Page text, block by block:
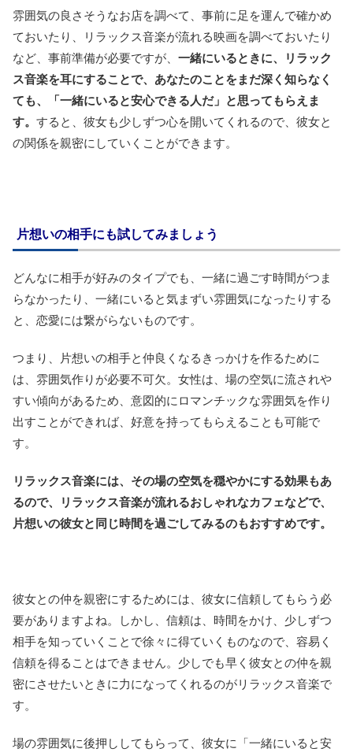
雰囲気の良さそうなお店を調べて、事前に足を運んで確かめ
ておいたり、リラックス音楽が流れる映画を調べておいたり
など、事前準備が必要ですが、 一緒にいるときに、リラック
ス音楽を耳にすることで、あなたのことをまだ深く知らなく
ても、「一緒にいると安心できる人だ」と思ってもらえま
す。 すると、彼女も少しずつ心を開いてくれるので、彼女と
の関係を親密にしていくことができます。
片想いの相手にも試してみましょう
どんなに相手が好みのタイプでも、一緒に過ごす時間がつま
らなかったり、一緒にいると気まずい雰囲気になったりする
と、恋愛には繋がらないものです。
つまり、片想いの相手と仲良くなるきっかけを作るために
は、雰囲気作りが必要不可欠。女性は、場の空気に流されや
すい傾向があるため、意図的にロマンチックな雰囲気を作り
出すことができれば、好意を持ってもらえることも可能で
す。
リラックス音楽には、その場の空気を穏やかにする効果もあ
るので、リラックス音楽が流れるおしゃれなカフェなどで、
片想いの彼女と同じ時間を過ごしてみるのもおすすめです。
彼女との仲を親密にするためには、彼女に信頼してもらう必
要がありますよね。しかし、信頼は、時間をかけ、少しずつ
相手を知っていくことで徐々に得ていくものなので、容易く
信頼を得ることはできません。少しでも早く彼女との仲を親
密にさせたいときに力になってくれるのがリラックス音楽で
す。
場の雰囲気に後押ししてもらって、彼女に「一緒にいると安